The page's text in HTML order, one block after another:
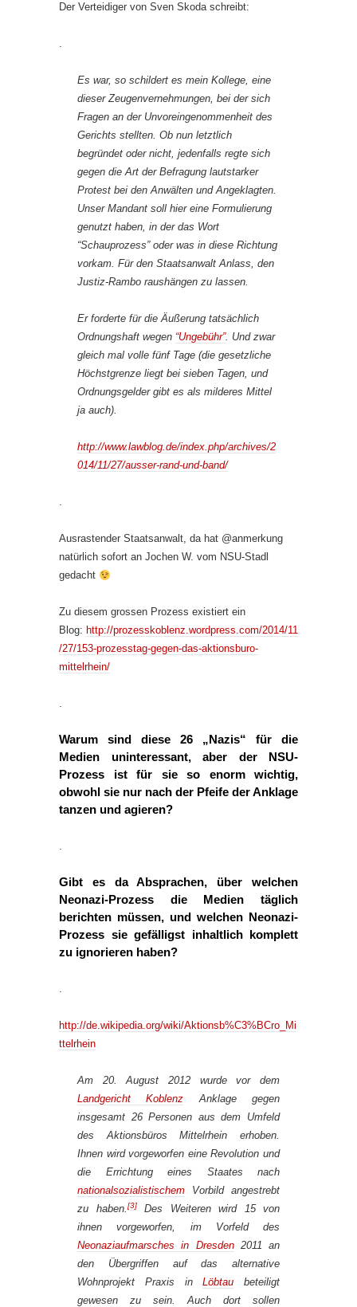
Der Verteidiger von Sven Skoda schreibt:
.
Es war, so schildert es mein Kollege, eine
dieser Zeugenvernehmungen, bei der sich
Fragen an der Unvoreingenommenheit des
Gerichts stellten. Ob nun letztlich
begründet oder nicht, jedenfalls regte sich
gegen die Art der Befragung lautstarker
Protest bei den Anwälten und Angeklagten.
Unser Mandant soll hier eine Formulierung
genutzt haben, in der das Wort
“Schauprozess” oder was in diese Richtung
vorkam. Für den Staatsanwalt Anlass, den
Justiz-Rambo raushängen zu lassen.
Er forderte für die Äußerung tatsächlich
Ordnungshaft wegen “Ungebühr”. Und zwar
gleich mal volle fünf Tage (die gesetzliche
Höchstgrenze liegt bei sieben Tagen, und
Ordnungsgelder gibt es als milderes Mittel
ja auch).
http://www.lawblog.de/index.php/archives/2
014/11/27/ausser-rand-und-band/
.
Ausrastender Staatsanwalt, da hat @anmerkung
natürlich sofort an Jochen W. vom NSU-Stadl
gedacht
Zu diesem grossen Prozess existiert ein
Blog: http://prozesskoblenz.wordpress.com/2014/11
/27/153-prozesstag-gegen-das-aktionsburo-
mittelrhein/
.
Warum sind diese 26 „Nazis“ für die
Medien uninteressant, aber der NSU-
Prozess ist für sie so enorm wichtig,
obwohl sie nur nach der Pfeife der Anklage
tanzen und agieren?
.
Gibt es da Absprachen, über welchen
Neonazi-Prozess die Medien täglich
berichten müssen, und welchen Neonazi-
Prozess sie gefälligst inhaltlich komplett
zu ignorieren haben?
.
http://de.wikipedia.org/wiki/Aktionsb%C3%BCro_Mi
ttelrhein
Am 20. August 2012 wurde vor dem
Landgericht Koblenz Anklage gegen
insgesamt 26 Personen aus dem Umfeld
des Aktionsbüros Mittelrhein erhoben.
Ihnen wird vorgeworfen eine Revolution und
die Errichtung eines Staates nach
nationalsozialistischem Vorbild angestrebt
zu haben.[3]Des Weiteren wird 15 von
ihnen vorgeworfen, im Vorfeld des
Neonaziaufmarsches in Dresden2011 an
den Übergriffen auf das alternative
Wohnprojekt Praxis inLöbtau beteiligt
gewesen zu sein. Auch dort sollen